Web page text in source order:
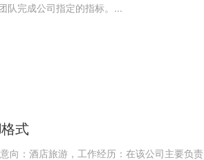
队完成公司指定的指标。...
式
向：酒店旅游，工作经历：在该公司主要负责